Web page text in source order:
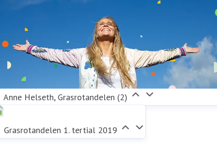
Anne Helseth, Grasrotandelen (2)
Grasrotandelen 1. tertial 2019